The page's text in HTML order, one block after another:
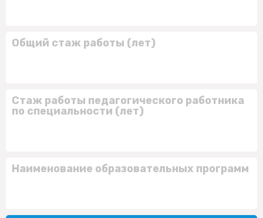
Общий стаж работы (лет)
Стаж работы педагогического работника
по специальности (лет)
Наименование образовательных программ